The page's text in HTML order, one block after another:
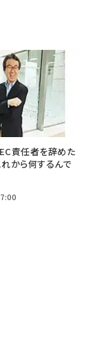
責任者を辞めた
から何するんで